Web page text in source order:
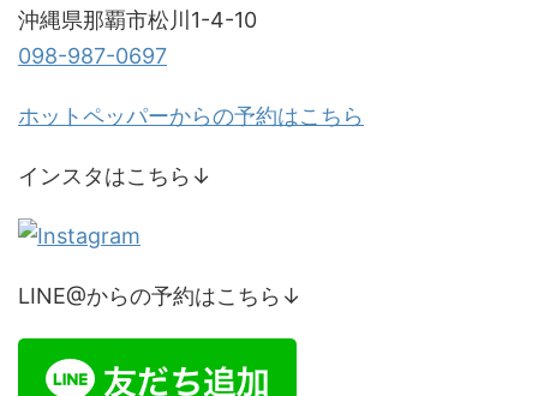
沖縄県那覇市松川1-4-10
098-987-0697
ホットペッパーからの予約はこちら
インスタはこちら↓
LINE@からの予約はこちら↓